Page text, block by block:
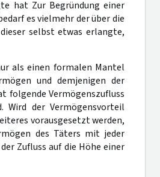
hat Zur Begründung einer
es vielmehr der über die
selbst etwas erlangte,
als einen formalen Mantel
und demjenigen der
folgende Vermögenszufluss
der Vermögensvorteil
vorausgesetzt werden,
des Täters mit jeder
Zufluss auf die Höhe einer